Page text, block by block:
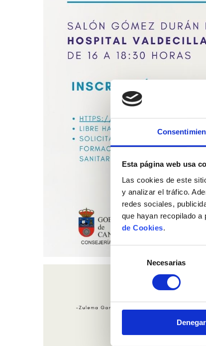
Esta página web usa
Las cookies de este
y analizar el tráfico.
redes sociales,
que hayan recopilado
de Cookies.
consentimiento
Necesarias
Denegar